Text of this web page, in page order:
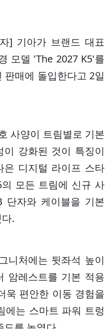
] 기아가 브랜드 대표
모델 'The 2027 K5'를
매에 돌입한다고 2일
사양이 트림별로 기본
강화된 것이 특징이
디지털 라이프 스타
모든 트림에 신규 사
단자와 케이블을 기본
.
니처에는 뒷좌석 높이
암레스트를 기본 적용
욱 편안한 이동 경험을
에는 스마트 파워 트렁